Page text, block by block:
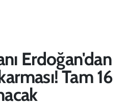
Erdoğan'dan
Tam 16